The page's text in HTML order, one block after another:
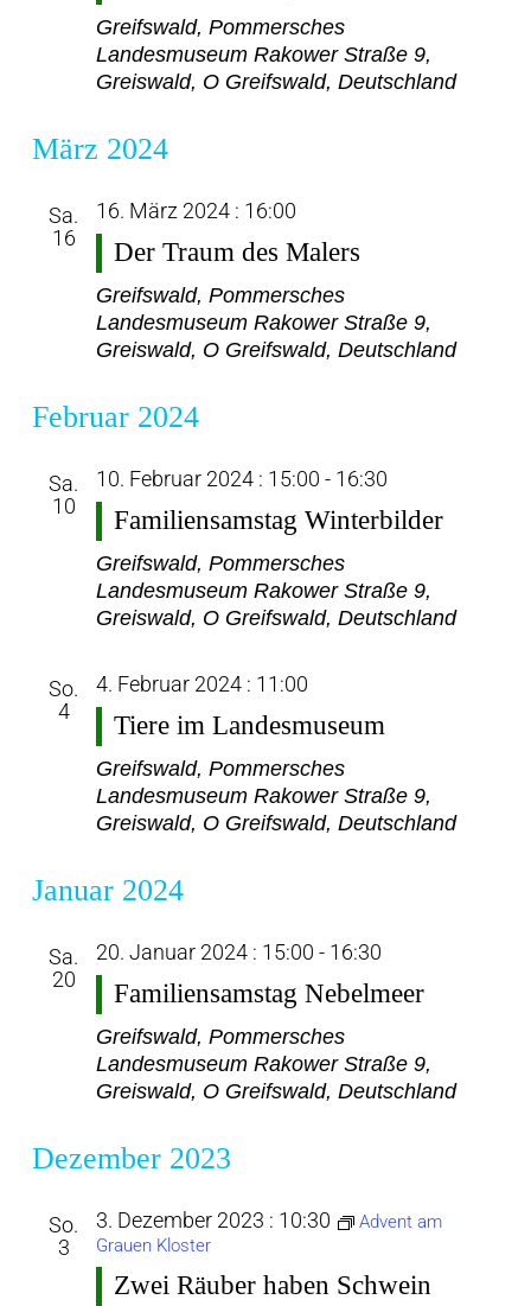
Greifswald, Pommersches
Landesmuseum Rakower Straße 9,
Greiswald, O Greifswald, Deutschland
März 2024
Sa.
16
16. März 2024 : 16:00
Der Traum des Malers
Greifswald, Pommersches
Landesmuseum Rakower Straße 9,
Greiswald, O Greifswald, Deutschland
Februar 2024
Sa.
10
10. Februar 2024 : 15:00 - 16:30
Familiensamstag Winterbilder
Greifswald, Pommersches
Landesmuseum Rakower Straße 9,
Greiswald, O Greifswald, Deutschland
So.
4
4. Februar 2024 : 11:00
Tiere im Landesmuseum
Greifswald, Pommersches
Landesmuseum Rakower Straße 9,
Greiswald, O Greifswald, Deutschland
Januar 2024
Sa.
20
20. Januar 2024 : 15:00 - 16:30
Familiensamstag Nebelmeer
Greifswald, Pommersches
Landesmuseum Rakower Straße 9,
Greiswald, O Greifswald, Deutschland
Dezember 2023
So.
3
3. Dezember 2023 : 10:30
Advent am
Grauen Kloster
Zwei Räuber haben Schwein